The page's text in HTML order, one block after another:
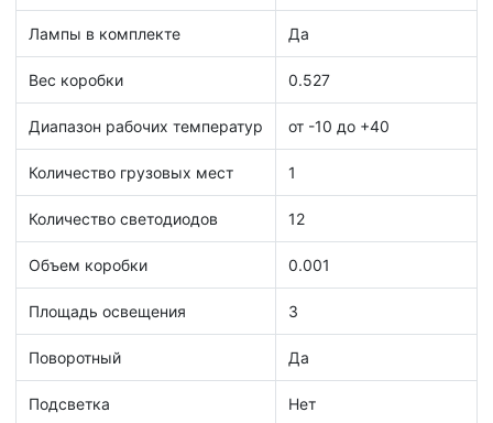
Лампы в комплекте Да
Вес коробки 0.527
Диапазон рабочих температур от -10 до +40
Количество грузовых мест 1
Количество светодиодов 12
Объем коробки 0.001
Площадь освещения 3
Поворотный Да
Подсветка Нет